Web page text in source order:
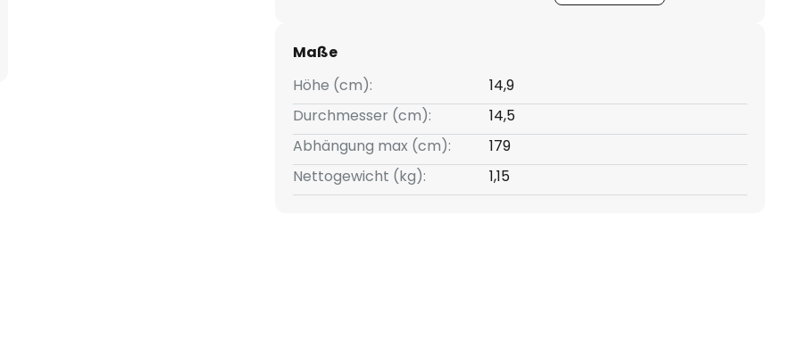
Maße
Höhe (cm):
14,9
Durchmesser (cm):
14,5
Abhängung max (cm):
179
Nettogewicht (kg):
1,15